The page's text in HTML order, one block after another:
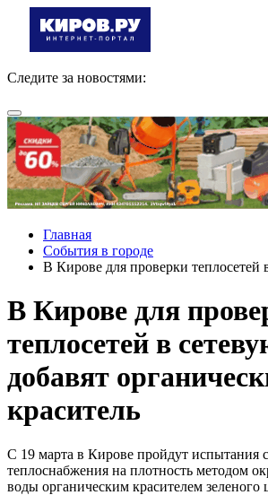
Следите за новостями:
Главная
События в городе
В Кирове для проверки теплосетей
В Кирове для
теплосетей в
добавят
краситель
С 19 марта в Кирове пройдут испытания
теплоснабжения на плотность методом
воды органическим красителем зеленого